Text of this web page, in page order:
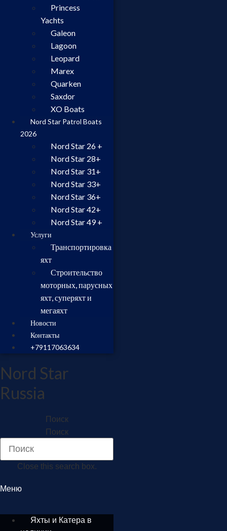
Princess
Yachts
Galeon
Lagoon
Leopard
Marex
Quarken
Saxdor
XO Boats
Nord Star Patrol Boats
2026
Nord Star 26 +
Nord Star 28+
Nord Star 31+
Nord Star 33+
Nord Star 36+
Nord Star 42+
Nord Star 49 +
Услуги
Транспортировка
яхт
Строительство
моторных, парусных
яхт, суперяхт и
мегаяхт
Новости
Контакты
+79117063634
Nord Star
Russia
Поиск
Поиск
Close this search box.
Меню
Яхты и Катера в